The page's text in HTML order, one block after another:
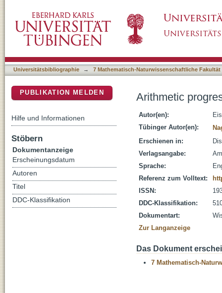
Universitätsbibliographie → 7 Mathematisch-Naturwissenschaftliche Fakultät
Arithmetic
Autor(en):
Tübinger Autor(en):
Erschienen in:
Verlagsangabe:
Sprache:
Referenz zum Volltext:
ISSN:
DDC-Klassifikation:
Dokumentart:
Zur Langanzeige
Das Dokument
7 Mathematisch-
PUBLIKATION MELDEN
Hilfe und Informationen
Stöbern
Dokumentanzeige
Erscheinungsdatum
Autoren
Titel
DDC-Klassifikation